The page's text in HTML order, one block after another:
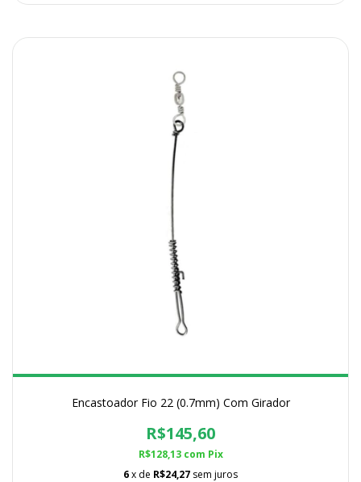
Encastoador Fio 22 (0.7mm) Com Girador
R$145,60
R$128,13 com Pix
6x de R$24,27 sem juros